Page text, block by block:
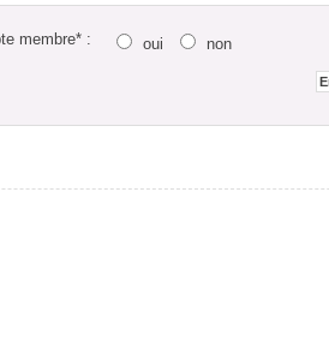
membre* : oui non